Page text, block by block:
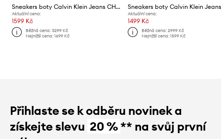
Sneakers boty Calvin Klein Jeans CHUNKY CUPSOLE LOW MG
Aktuální cena:
1599 Kč
Běžná cena:3299 Kč
Nejnižší cena:1699 Kč
Aktuální cena:
1499 Kč
Běžná cena: 2999 Kč
Nejnižší cena: 1599 Kč
Přihlaste se k odběru novinek a
získejte slevu 20 %** na svůj první